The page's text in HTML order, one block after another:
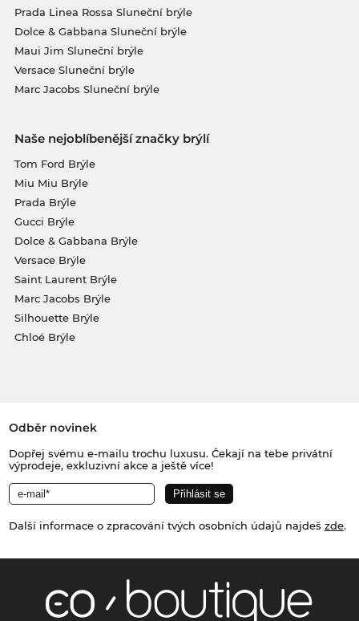
Prada Linea Rossa Sluneční brýle
Dolce & Gabbana Sluneční brýle
Maui Jim Sluneční brýle
Versace Sluneční brýle
Marc Jacobs Sluneční brýle
Naše nejoblíbenější značky brýlí
Tom Ford Brýle
Miu Miu Brýle
Prada Brýle
Gucci Brýle
Dolce & Gabbana Brýle
Versace Brýle
Saint Laurent Brýle
Marc Jacobs Brýle
Silhouette Brýle
Chloé Brýle
Odběr novinek
Dopřej svému e-mailu trochu luxusu. Čekají na tebe privátní
výprodeje, exkluzivní akce a ještě více!
Další informace o zpracování tvých osobních údajů najdeš zde.